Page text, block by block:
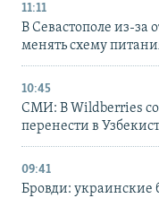
11:11
В Севастополе из-за
менять схему
10:45
СМИ: В Wildberries
перенести в
09:41
Бровди: украинские